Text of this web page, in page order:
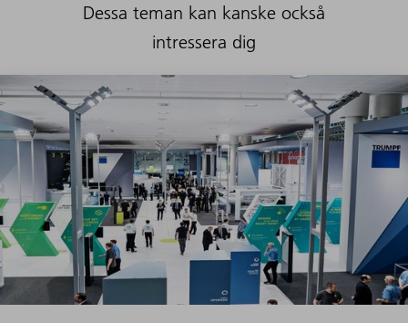
Dessa teman kan kanske också
intressera dig